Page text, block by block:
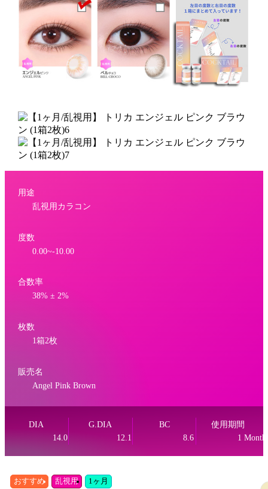
用途
乱視用カラコン
度数
0.00~-10.00
合数率
38% ± 2%
枚数
1箱2枚
販売名
Angel Pink Brown
DIA
14.0
G.DIA
12.1
BC
8.6
使用期間
1 Month
おすすめ 乱視用 1ヶ月